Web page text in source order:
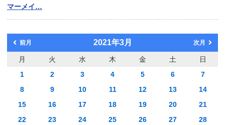
マーメイ…
前月 2021年3月 次月
月 火 水 木 金 土
日
1
2 3 4 5 6
7
8
9 10 11 12 13
14
15
16 17 18 19 20
21
22
23 24 25 26 27 28